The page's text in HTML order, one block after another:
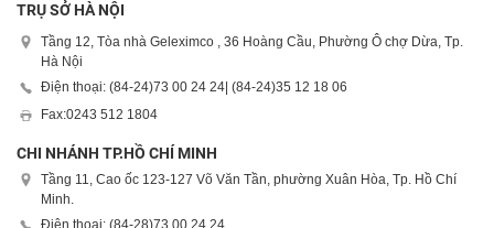
TRỤ SỞ HÀ NỘI
Tầng 12, Tòa nhà Geleximco , 36 Hoàng Cầu, Phường Ô chợ Dừa, Tp.
Hà Nội
Điện thoại: (84-24)73 00 24 24 | (84-24)35 12 18 06
Fax:0243 512 1804
CHI NHÁNH TP.HỒ CHÍ MINH
Tầng 11, Cao ốc 123-127 Võ Văn Tần, phường Xuân Hòa, Tp. Hồ Chí
Minh.
Điện thoại: (84-28)73 00 24 24